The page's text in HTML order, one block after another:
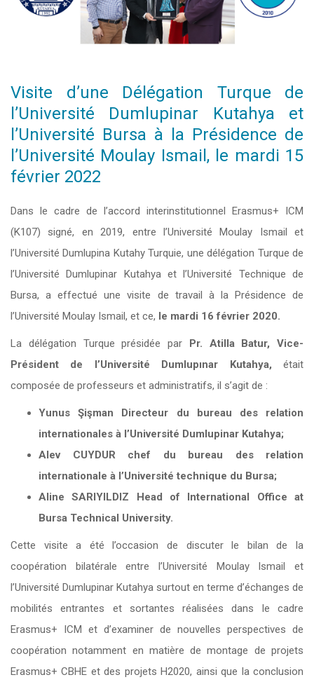
Visite d’une Délégation Turque de
l’Université Dumlupinar Kutahya et
l’Université Bursa à la Présidence de
l’Université Moulay Ismail, le mardi 15
février 2022
Dans le cadre de l’accord interinstitutionnel Erasmus+ ICM
(K107) signé, en 2019, entre l’Université Moulay Ismail et
l’Université Dumlupina Kutahy Turquie, une délégation Turque de
l’Université Dumlupinar Kutahya et l’Université Technique de
Bursa, a effectué une visite de travail à la Présidence de
l’Université Moulay Ismail, et ce, le mardi 16 février 2020.
La délégation Turque présidée par Pr.
Atilla Batur, Vice-
Président de l’Université Dumlupınar Kutahya, était
composée de professeurs et administratifs, il s’agit de :
Yunus Şişman Directeur du bureau des relation
internationales à l’Université Dumlupinar Kutahya;
Alev CUYDUR chef du bureau des relation
internationale à l’Université technique du Bursa;
Aline SARIYILDIZ Head of International Office at
Bursa Technical University.
Cette visite a été l’occasion de discuter le bilan de la
coopération bilatérale entre l’Université Moulay Ismail et
l’Université Dumlupinar Kutahya surtout en terme d’échanges de
mobilités entrantes et sortantes réalisées dans le cadre
Erasmus+ ICM et d’examiner de nouvelles perspectives de
coopération notamment en matière de montage de projets
Erasmus+ CBHE et des projets H2020, ainsi que la conclusion